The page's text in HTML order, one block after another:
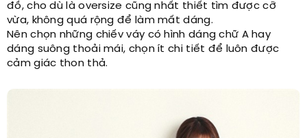
đồ, cho dù là oversize cũng nhất thiết tìm được cỡ
vừa, không quá rộng để làm mất dáng.
Nên chọn những chiếv váy có hình dáng chữ A hay
dáng suông thoải mái, chọn ít chi tiết để luôn được
cảm giác thon thả.